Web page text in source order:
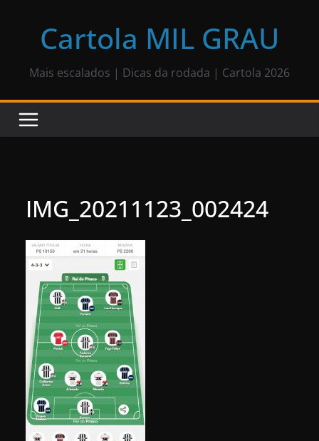
Cartola MIL GRAU
Mais escalados | Dicas da rodada | Cartola 2026
IMG_20211123_002424